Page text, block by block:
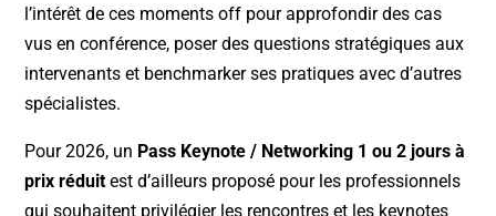
l’intérêt de ces moments off pour approfondir des cas
vus en conférence, poser des questions stratégiques aux
intervenants et benchmarker ses pratiques avec d’autres
spécialistes.
Pour 2026, un Pass Keynote / Networking 1 ou 2 jours à
prix réduitest d’ailleurs proposé pour les professionnels
qui souhaitent privilégier les rencontres et les keynotes